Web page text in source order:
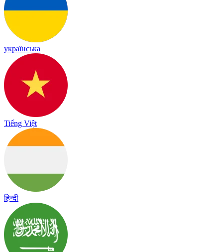
українська
Tiếng Việt
हिन्दी